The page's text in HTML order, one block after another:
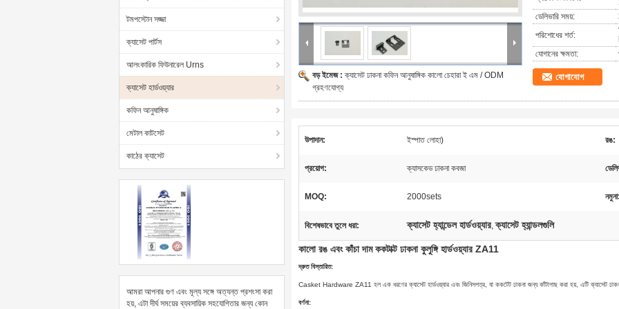
টমপস্টোন সজ্জা
ক্যাসেট পার্টস
আলংকারিক ফিউনারেল Urns
ক্যাসেট হার্ডওয়্যার
কফিন আনুষাঙ্গিক
মেটাল কাটসেট
কাঠের ক্যাসেট
আমরা আপনার গুণ এবং মূল্য সঙ্গে অত্যন্ত প্রশংসা করা
হয়, এটা দীর্ঘ সময়ের ব্যবসায়িক সহযোগিতার জন্য কোন
বড় ইমেজ :ক্যাসেট ঢাকনা কফিন আনুষাঙ্গিক কালো চেহারা ই এম / ODM
গ্রহণযোগ্য
ডেলিভারি সময়:
পরিশোধের শর্ত:
যোগানের ক্ষমতা:
যোগাযোগ
উপাদান: ইস্পাত লোহা) রঙ:
প্রয়োগ: ক্যাসকেড ঢাকনা কবজা
MOQ: 2000sets
বিশেষভাবে তুলে ধরা: ক্যাসেট হ্যান্ডেল হার্ডওয়্যার,ক্যাসেট হ্যান্ডলগুলি
কালো রঙ এবং কাঁচা দাম ককটাক্ট ঢাকনা কুলুঙ্গি হার্ডওয়্যার ZA11
দ্রুত বিস্তারিত:
Casket Hardware ZA11 হল এক ধরণের ক্যাসেট হার্ডওয়্যার এবং জিনিসপত্র, যা ককটেট ঢাকনা জন্য কাঁটাগাছ করা হয়, এটি ক্যাসেট
বর্ণনা: